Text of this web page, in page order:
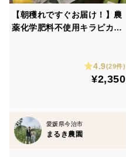
【朝穫れですぐお届け！】農
薬化学肥料不使用キラピカ旬
4.9(29件)
¥2,350
愛媛県今治市
まるき農園